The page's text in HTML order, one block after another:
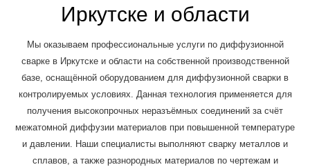
Иркутске и области
Мы оказываем профессиональные услуги по диффузионной
сварке в Иркутске и области на собственной производственной
базе, оснащённой оборудованием для диффузионной сварки в
контролируемых условиях. Данная технология применяется для
получения высокопрочных неразъёмных соединений за счёт
межатомной диффузии материалов при повышенной температуре
и давлении. Наши специалисты выполняют сварку металлов и
сплавов, а также разнородных материалов по чертежам и